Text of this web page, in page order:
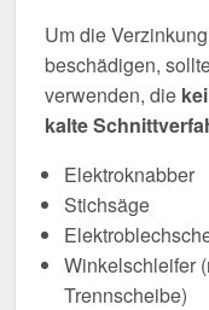
Um die
beschädigen,
verwenden, die
kalte
Elektroknabber
Stichsäge
Winkelschleifer
Trennscheibe)